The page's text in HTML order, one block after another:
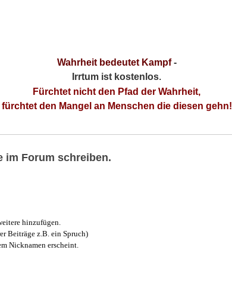
Wahrheit bedeutet Kampf-
Irrtum ist kostenlos.
Fürchtet nicht den Pfad der Wahrheit,
fürchtet den Mangel an Menschen die diesen gehn!
im Forum schreiben.
hinzufügen.
Beiträge z.B. ein Spruch)
Nicknamen erscheint.